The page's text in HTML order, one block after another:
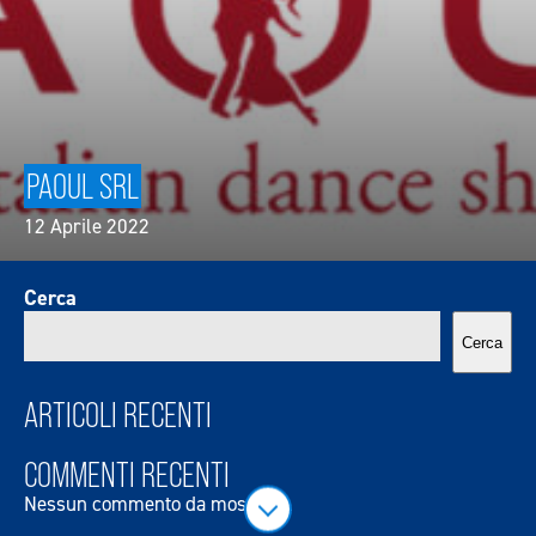
PAOUL SRL
12 Aprile 2022
Cerca
Cerca
ARTICOLI RECENTI
COMMENTI RECENTI
Nessun commento da mostrare.